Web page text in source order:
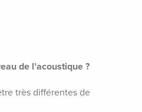
de l’acoustique ?
très différentes de